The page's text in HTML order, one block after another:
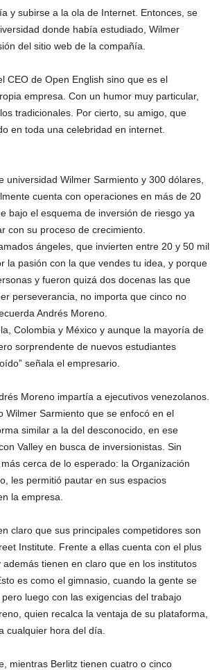
y subirse a la ola de Internet. Entonces, se
donde había estudiado, Wilmer
del sitio web de la compañía.
CEO de Open English sino que es el
empresa. Con un humor muy particular,
tradicionales. Por cierto, su amigo, que
en toda una celebridad en internet.
Wilmer Sarmiento y 300 dólares,
cuenta con operaciones en más de 20
bajo el esquema de inversión de riesgo ya
con su proceso de crecimiento.
ángeles, que invierten entre 20 y 50 mil
la pasión con la que vendes tu idea, y porque
y fueron quizá dos docenas las que
perseverancia, no importa que cinco no
Andrés Moreno.
Colombia y México y aunque la mayoría de
sorprendente de nuevos estudiantes
señala el empresario.
Moreno impartía a ejecutivos venezolanos.
Wilmer Sarmiento que se enfocó en el
similar a la del desconocido, en ese
Valley en busca de inversionistas. Sin
cerca de lo esperado: la Organización
les permitió pautar en sus espacios
la empresa.
claro que sus principales competidores son
Institute. Frente a ellas cuenta con el plus
tienen en claro que en los institutos
es como el gimnasio, cuando la gente se
luego con las exigencias del trabajo
quien recalca la ventaja de su plataforma,
cualquier hora del día.
mientras Berlitz tienen cuatro o cinco